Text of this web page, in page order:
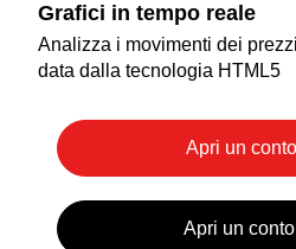
Grafici in tempo reale
Analizza i movimenti dei
data dalla tecnologia HTML5